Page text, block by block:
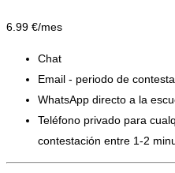
6.99 €/mes
Chat
Email - periodo de
WhatsApp directo a la
Teléfono privado para
contestación entre 1-2